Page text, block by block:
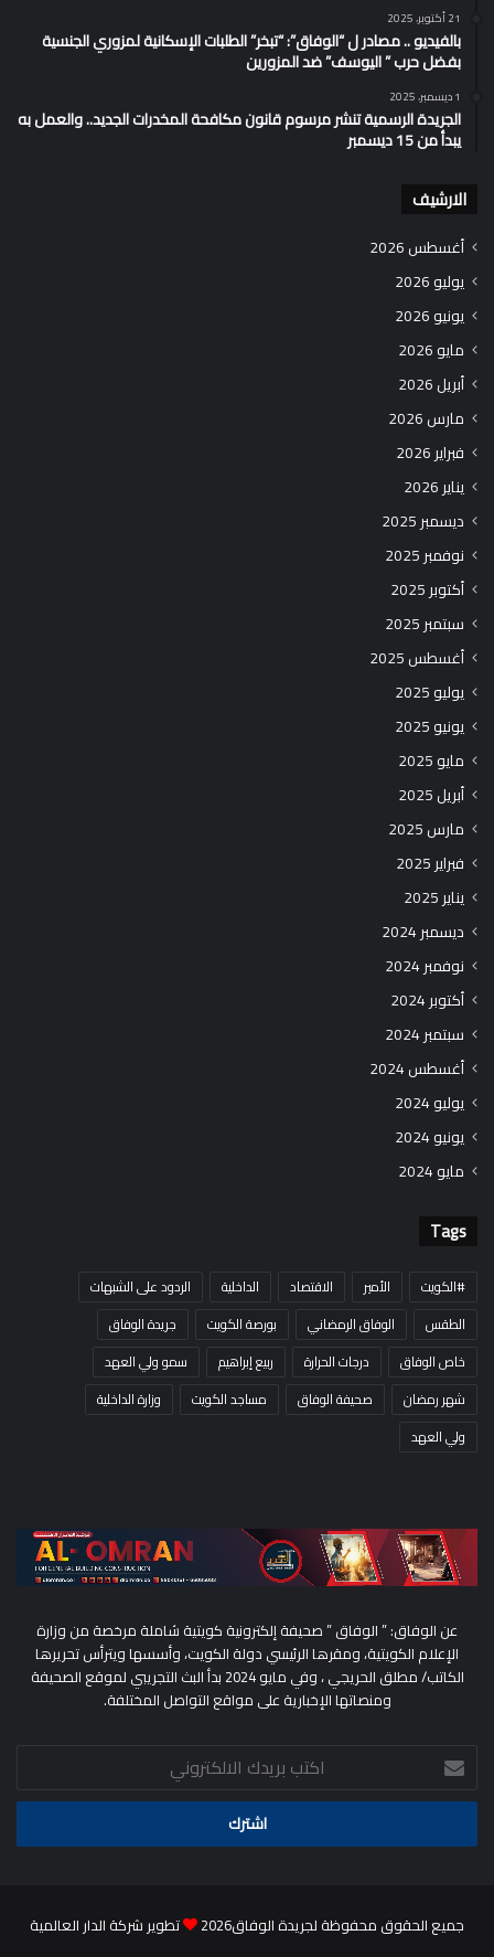
21 أكتوبر، 2025
بالفيديو .. مصادر ل “الوفاق”: “تبخر” الطلبات الإسكانية لمزوري الجنسية
بفضل حرب ” اليوسف” ضد المزورين
1 ديسمبر، 2025
الجريدة الرسمية تنشر مرسوم قانون مكافحة المخدرات الجديد.. والعمل به
يبدأ من 15 ديسمبر
الارشيف
أغسطس 2026
يوليو 2026
يونيو 2026
مايو 2026
أبريل 2026
مارس 2026
فبراير 2026
يناير 2026
ديسمبر 2025
نوفمبر 2025
أكتوبر 2025
سبتمبر 2025
أغسطس 2025
يوليو 2025
يونيو 2025
مايو 2025
أبريل 2025
مارس 2025
فبراير 2025
يناير 2025
ديسمبر 2024
نوفمبر 2024
أكتوبر 2024
سبتمبر 2024
أغسطس 2024
يوليو 2024
يونيو 2024
مايو 2024
Tags
#الكويت الأمير الاقتصاد الداخلية
الردود على الشبهات
الطقس
الوفاق الرمضاني بورصة الكويت
جريدة الوفاق
خاص الوفاق
درجات الحرارة ربيع إبراهيم
سمو ولي العهد
شهر رمضان
صحيفة الوفاق مساجد الكويت
وزارة الداخلية
ولي العهد
عن الوفاق: ” الوفاق ” صحيفة إلكترونية كويتية شاملة مرخصة من وزارة
الإعلام الكويتية، ومقرها الرئيسي دولة الكويت، وأسسها ويترأس تحريرها
الكاتب/ مطلق الحريجي ، وفي مايو 2024 بدأ البث التجريبي لموقع الصحيفة
ومنصاتها الإخبارية على مواقع التواصل المختلفة.
اكتب
بريدك
الالكتروني
جميع الحقوق محفوظة لجريدة الوفاق2026 تطوير شركة الدار العالمية